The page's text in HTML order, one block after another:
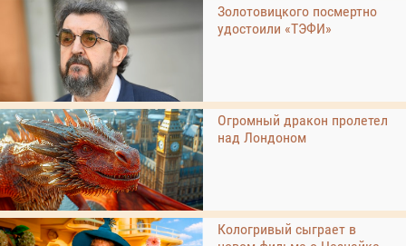
Золотовицкого посмертно
удостоили «ТЭФИ»
Огромный дракон пролетел
над Лондоном
Кологривый сыграет в